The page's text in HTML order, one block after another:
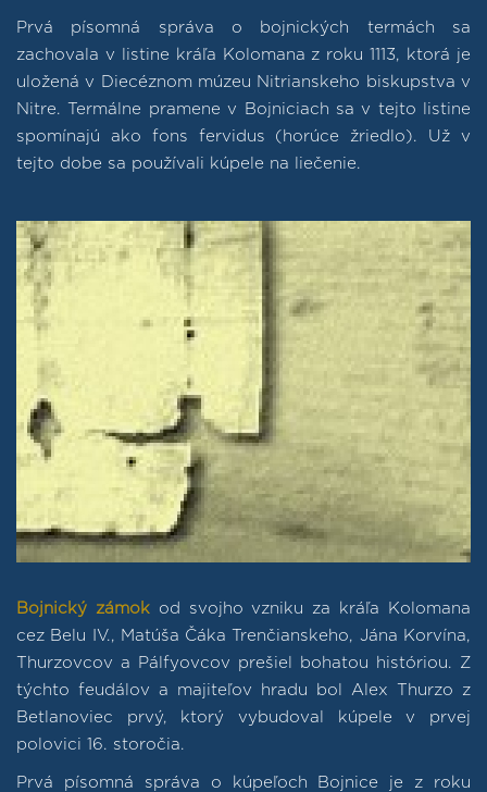
Prvá písomná správa o bojnických termách sa
zachovala v listine kráľa Kolomana z roku 1113, ktorá je
uložená v Diecéznom múzeu Nitrianskeho biskupstva v
Nitre. Termálne pramene v Bojniciach sa v tejto listine
spomínajú ako fons fervidus (horúce žriedlo). Už v
tejto dobe sa používali kúpele na liečenie.
Bojnický zámokod svojho vzniku za kráľa Kolomana
cez Belu IV., Matúša Čáka Trenčianskeho, Jána Korvína,
Thurzovcov a Pálfyovcov prešiel bohatou históriou. Z
týchto feudálov a majiteľov hradu bol Alex Thurzo z
Betlanoviec prvý, ktorý vybudoval kúpele v prvej
polovici 16. storočia.
Prvá písomná správa o kúpeľoch Bojnice je z roku